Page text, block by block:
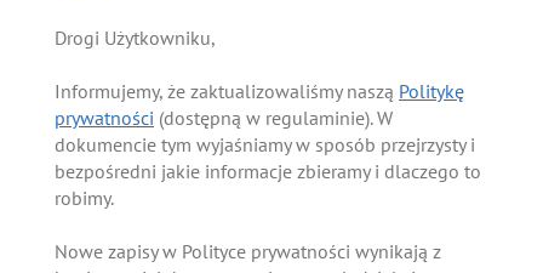
Drogi Użytkowniku,
Informujemy, że zaktualizowaliśmy naszą Politykę
prywatności (dostępną w regulaminie). W
dokumencie tym wyjaśniamy w sposób przejrzysty i
bezpośredni jakie informacje zbieramy i dlaczego to
robimy.
Nowe zapisy w Polityce prywatności wynikają z